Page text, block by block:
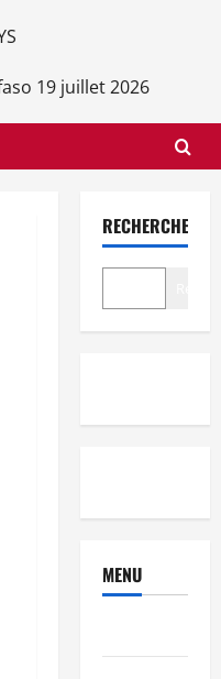
RECHERCHER
MENU